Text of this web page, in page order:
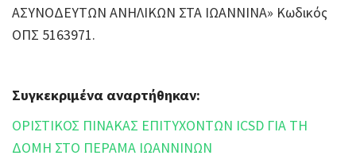
ΑΣΥΝΟΔΕΥΤΩΝ ΑΝΗΛΙΚΩΝ ΣΤΑ ΙΩΑΝΝΙΝΑ» Κωδικός
ΟΠΣ 5163971.
Συγκεκριμένα αναρτήθηκαν:
ΟΡΙΣΤΙΚΟΣ ΠΙΝΑΚΑΣ ΕΠΙΤΥΧΟΝΤΩΝ ICSD ΓΙΑ ΤΗ
ΔΟΜΗ ΣΤΟ ΠΕΡΑΜΑ ΙΩΑΝΝΙΝΩΝ